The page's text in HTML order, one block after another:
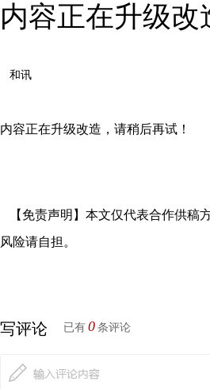
内容正在升级
和讯
内容正在升级改造，请稍后再试！
【免责声明】本文仅代表合作供稿
风险请自担。
写评论 已有 0 条评论